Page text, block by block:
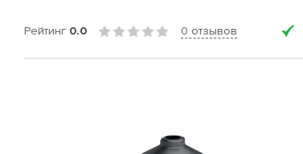
Рейтинг 0.0 0 отзывов